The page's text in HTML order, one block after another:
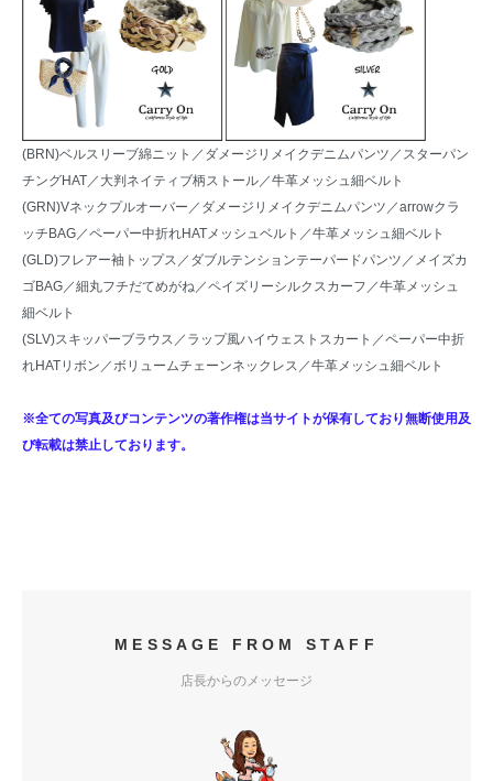
(BRN)ベルスリーブ綿ニット ／ ダメージリメイクデニムパンツ ／ スターパン
チングHAT／ 大判ネイティブ柄ストール／牛革メッシュ細ベルト
(GRN)Vネックプルオーバー ／ ダメージリメイクデニムパンツ ／arrowクラ
ッチBAG／ペーパー中折れHATメッシュベルト ／牛革メッシュ細ベルト
(GLD)フレアー袖トップス ／ ダブルテンションテーパードパンツ ／ メイズカ
ゴBAG／細丸フチだてめがね／ペイズリーシルクスカーフ ／牛革メッシュ
細ベルト
(SLV)スキッパーブラウス ／ ラップ風ハイウェストスカート ／ペーパー中折
れHATリボン ／ボリュームチェーンネックレス ／牛革メッシュ細ベルト
※全ての写真及びコンテンツの著作権は当サイトが保有しており無断使用及
び転載は禁止しております。
MESSAGE FROM STAFF
店長からのメッセージ